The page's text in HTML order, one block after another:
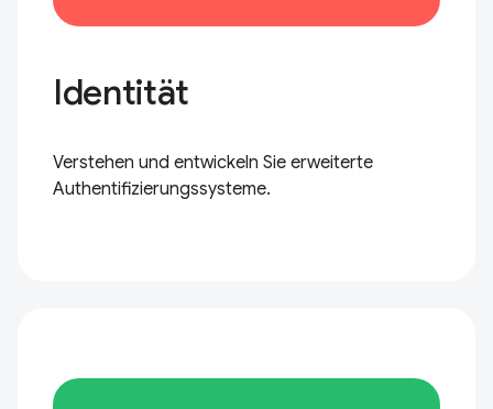
Identität
Verstehen und entwickeln Sie erweiterte
Authentifizierungssysteme.